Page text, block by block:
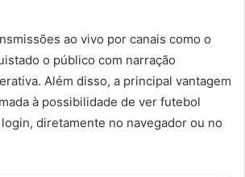
ao vivo por canais como o
o público com narração
Além disso, a principal vantagem
à possibilidade de ver futebol
diretamente no navegador ou no